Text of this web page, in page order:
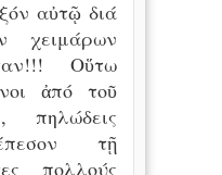
αὐτῷ διά
χειμάρων
Οὕτω
ἀπό τοῦ
πηλώδεις
τῇ
πολλούς